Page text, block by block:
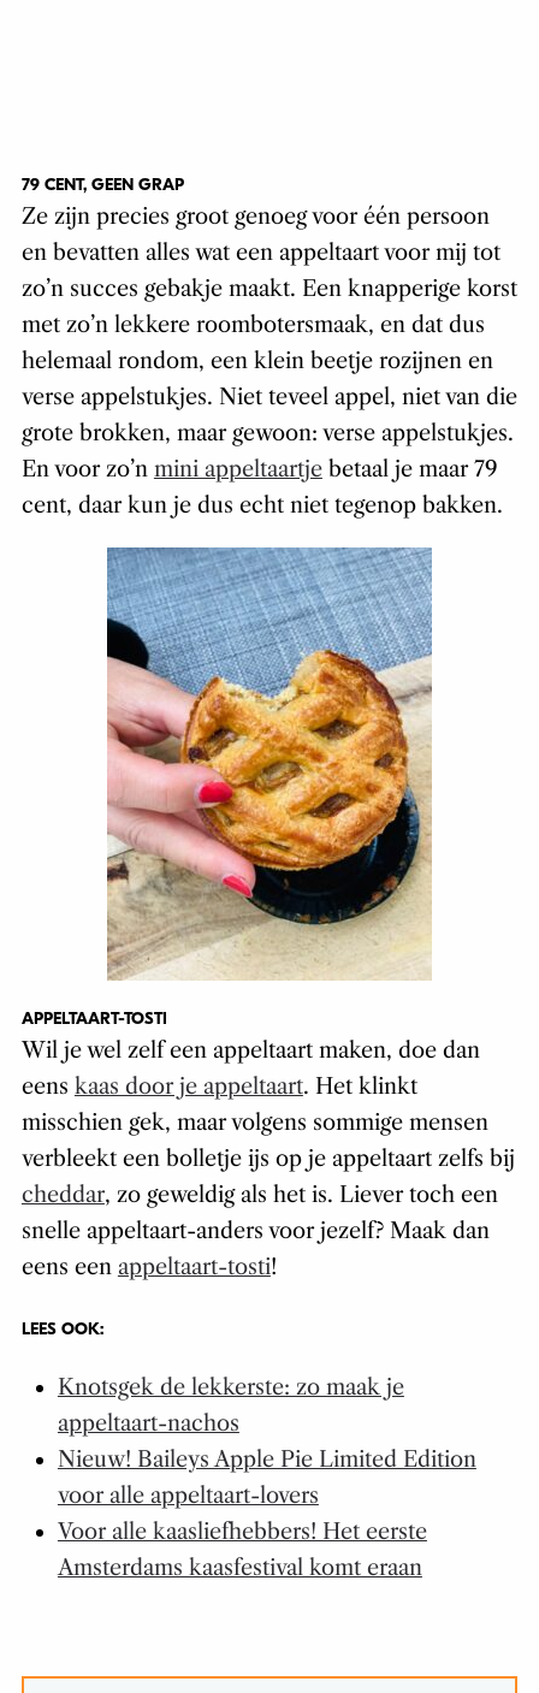
79 CENT, GEEN GRAP
Ze zijn precies groot genoeg voor één persoon
en bevatten alles wat een appeltaart voor mij tot
zo’n succes gebakje maakt. Een knapperige korst
met zo’n lekkere roombotersmaak, en dat dus
helemaal rondom, een klein beetje rozijnen en
verse appelstukjes. Niet teveel appel, niet van die
grote brokken, maar gewoon: verse appelstukjes.
En voor zo’n mini appeltaartjebetaal je maar 79
cent, daar kun je dus echt niet tegenop bakken.
APPELTAART-TOSTI
Wil je wel zelf een appeltaart maken, doe dan
eens kaas door je appeltaart. Het klinkt
misschien gek, maar volgens sommige mensen
verbleekt een bolletje ijs op je appeltaart zelfs bij
cheddar, zo geweldig als het is. Liever toch een
snelle appeltaart-anders voor jezelf? Maak dan
eens een appeltaart-tosti!
LEES OOK:
Knotsgek de lekkerste: zo maak je
appeltaart-nachos
Nieuw! Baileys Apple Pie Limited Edition
voor alle appeltaart-lovers
Voor alle kaasliefhebbers! Het eerste
Amsterdams kaasfestival komt eraan